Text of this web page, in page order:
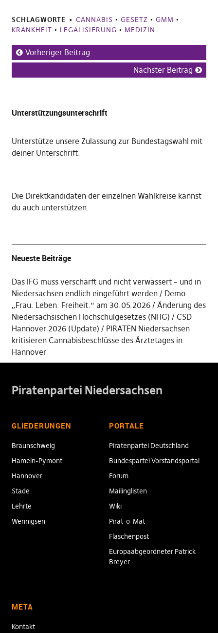
SCHLAGWORTE CANNABIS • GESETZ • GMM •
KRANKHEIT • LEGALISIERUNG • MEDIZIN
Vorheriger Beitrag
Nächster Beitrag
Unterstützungsunterschrift
Unterstütze unsere Zulassung zur Bundestagswahl mit
deiner Unterschrift.
Die Direktkandidaten der einzelnen Wahlkreise kannst
du auch unterstützen.
Neueste Beiträge
Das IFG muss verschärft und nicht verwässert – und in
Niedersachsen endlich eingeführt werden
Demo
„Frau. Leben. Freiheit.“ am 30.05.2026
Änderung des
Niedersächsischen Hochschulgesetzes (NHG)
CSD
Hannover 2026 (Update)
PIRATEN Niedersachsen
kritisieren Cannabisbeschlüsse des Ärztetages in
Hannover
Piratenpartei Niedersachsen
GLIEDERUNGEN
Braunschweig
Hameln-Pymont
Hannover
Stade
Lehrte
Wennigsen
PORTALE
Piratenpartei Deutschland
Bundespartei Vorstandsportal
Forum
Mailinglisten
Wiki
Pirat-o-Mat
Flaschenpost
Europaabgeordneter Patrick
Breyer
META
Kontakt